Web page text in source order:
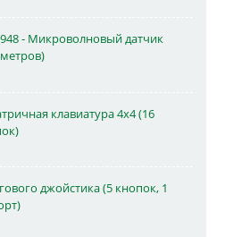
- Микроволновый датчик
клавиатура 4x4 (16
джойстика (5 кнопок, 1